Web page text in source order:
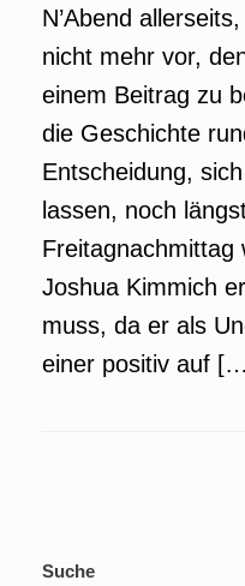
N’Abend
nicht mehr vor,
einem Beitrag zu
die Geschichte
Entscheidung,
lassen, noch
Freitagnachmittag
Joshua Kimmich
muss, da er als
einer positiv auf
Suche